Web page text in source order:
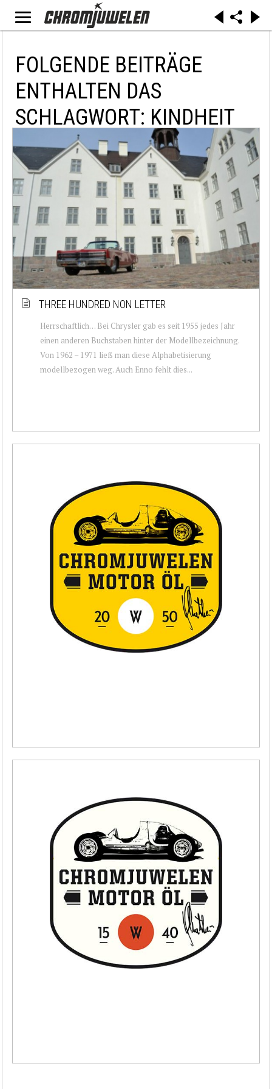
FOLGENDE BEITRÄGE
ENTHALTEN DAS
SCHLAGWORT: KINDHEIT
THREE HUNDRED NON LETTER
Herrschaftlich… Bei Chrysler gab es seit 1955 jedes Jahr
einen anderen Buchstaben hinter der Modellbezeichnung.
Von 1962 – 1971 ließ man diese Alphabetisierung
modellbezogen weg. Auch Enno fehlt dies...